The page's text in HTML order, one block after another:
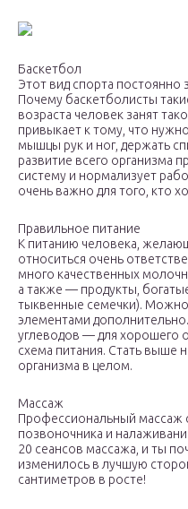
Баскетбол
Этот вид спорта постоянно
Почему баскетболисты
возраста человек занят
привыкает к тому, что
мышцы рук и ног, держать
развитие всего организма
систему и нормализует
очень важно для того, кто
Правильное питание
К питанию человека,
относиться очень
много качественных
а также — продукты,
тыквенные семечки).
элементами
углеводов — для хорошего
схема питания. Стать выше
организма в целом.
Массаж
Профессиональный массаж
позвоночника и
20 сеансов массажа, и ты
изменилось в лучшую
сантиметров в росте!